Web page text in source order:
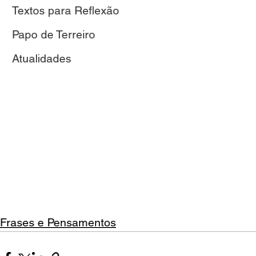
Textos para Reflexão
Papo de Terreiro
Atualidades
Frases e Pensamentos